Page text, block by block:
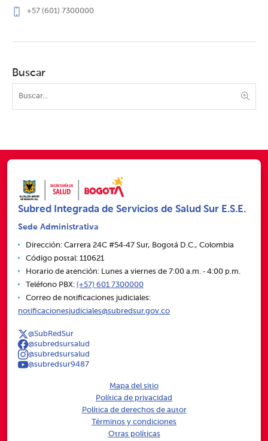
+57 (601) 7300000
Buscar
Subred Integrada de Servicios de Salud Sur E.S.E.
Sede Administrativa
Dirección: Carrera 24C #54‑47 Sur, Bogotá D.C., Colombia
Código postal: 110621
Horario de atención: Lunes a viernes de 7:00 a.m. ‑ 4:00 p.m.
Teléfono PBX: (+57) 601 7300000
Correo de notificaciones judiciales:
notificacionesjudiciales@subredsur.gov.co
@SubRedSur
@subredsursalud
@subredsursalud
@subredsur9487
Mapa del sitio
Política de privacidad
Política de derechos de autor
Términos y condiciones
Otras políticas